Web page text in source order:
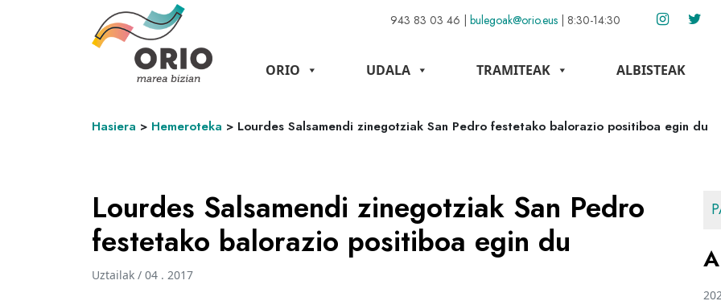
943 83 03 46 | bulegoak@orio.eus | 8:30-14:30
ORIO UDALA TRAMITEAK ALBISTEAK
Hasiera > Hemeroteka > Lourdes Salsamendi zinegotziak San Pedro festetako balorazio positiboa egin du
Lourdes Salsamendi zinegotziak San Pedro
festetako balorazio positiboa egin du
Uztailak / 04 . 2017